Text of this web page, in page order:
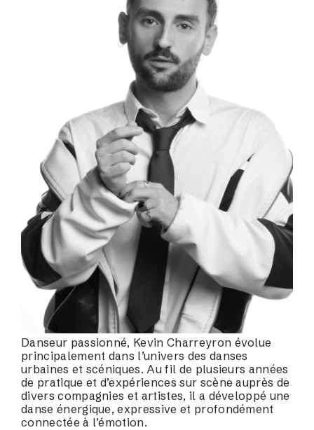
Danseur passionné, Kevin Charreyron évolue
principalement dans l’univers des danses
urbaines et scéniques. Au fil de plusieurs années
de pratique et d’expériences sur scène auprès de
divers compagnies et artistes, il a développé une
danse énergique, expressive et profondément
connectée à l’émotion.